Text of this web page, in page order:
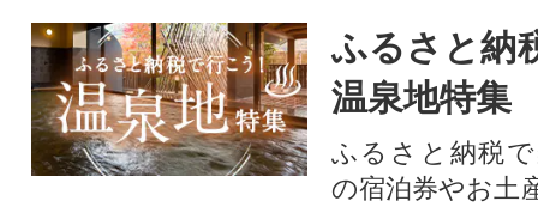
ふるさと納
温泉地特集
ふるさと納税
の宿泊券やお土